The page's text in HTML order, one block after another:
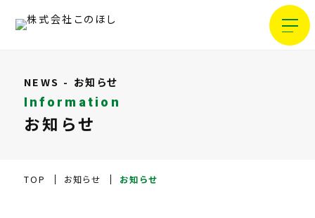
NEWS - お知らせ
Information
お知らせ
TOP お知らせ お知らせ